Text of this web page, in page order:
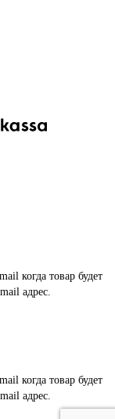
когда товар будет
адрес.
когда товар будет
адрес.